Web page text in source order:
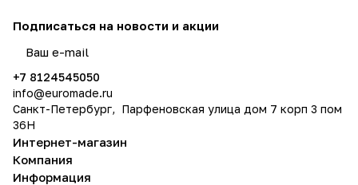
Подписаться на новости и акции
+7 8124545050
info@euromade.ru
Санкт-Петербург, Парфеновская улица дом 7 корп 3 пом
36Н
Интернет-магазин
Компания
Информация